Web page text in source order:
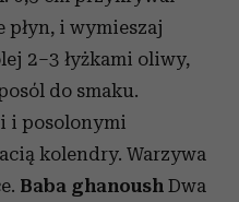
płyn, i wymieszaj
2–3 łyżkami oliwy,
do smaku.
i posolonymi
kolendry. Warzywa
Baba ghanoush Dwa